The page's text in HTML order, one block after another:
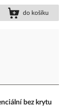
do košíku
bez krytu